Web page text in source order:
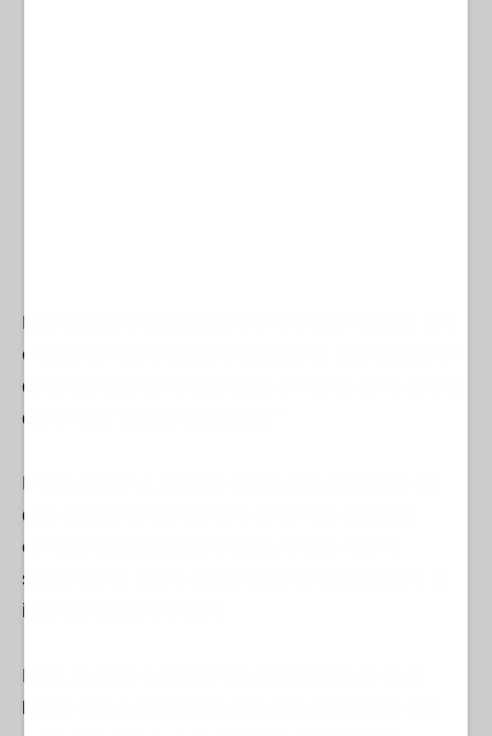
Las fuentes consultadas por el medio indican que
el sospechoso estaba implicado en la preparación
de proyectos terroristas bajo el marco de lo que se
denomina
De igual forma, existen sospechas fundadas de
que el individuo pretendía dirigir sus ataques
contra
supuesto un grave riesgo para la estabilidad y la
infraestructura del país.
Pero, gracias a la intervención temprana de la
BCIJ